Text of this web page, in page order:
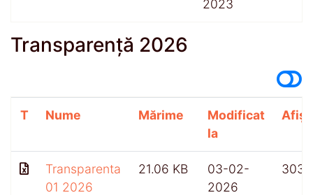
2023
Transparență 2026
T Nume Mărime
Modificat
la
Transparenta
01 2026
21.06 KB
03-02-
2026
303